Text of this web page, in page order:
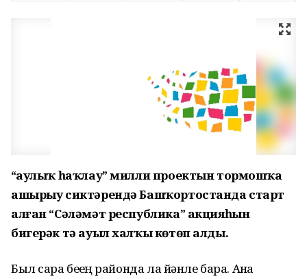
“Һаулыҡ һаҡлау” милли проектын тормошҡа
ашырыу сиктәрендә Башҡортостанда старт
алған “Сәләмәт республика” акцияһын
бигерәк тә ауыл халҡы көтөп алды.
Был сара беҙҙең районда ла йәнле бара. Аҙна